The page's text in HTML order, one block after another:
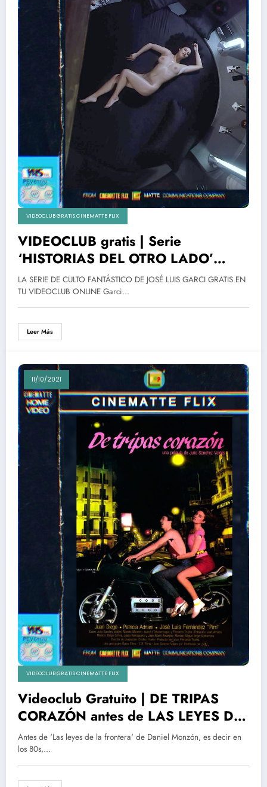
VIDEOCLUB GRATIS CINEMATTE FLIX
VIDEOCLUB gratis | Serie
‘HISTORIAS DEL OTRO LADO’
(1991) de Jose Luis Garci y RTVE
LA SERIE DE CULTO FANTÁSTICO DE JOSÉ LUIS GARCI GRATIS EN
TU VIDEOCLUB ONLINE Garci…
Leer Más
11/10/2021
VIDEOCLUB GRATIS CINEMATTE FLIX
Videoclub Gratuito | DE TRIPAS
CORAZÓN antes de LAS LEYES DE
LA FRONTERA
Antes de 'Las leyes de la frontera' de Daniel Monzón, es decir en
los 80s,…